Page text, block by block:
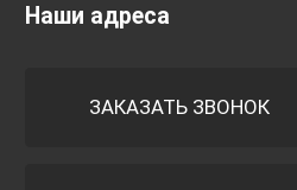
Наши адреса
ЗАКАЗАТЬ ЗВОНОК